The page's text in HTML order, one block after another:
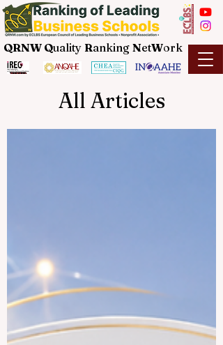
QRNW Quality Ranking NetWork
All Articles